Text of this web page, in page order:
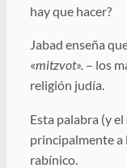
hay que hacer?
Jabad enseña
«mitzvot». – los
religión judía.
Esta palabra (y
principalmente a
rabínico.